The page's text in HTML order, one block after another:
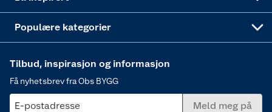
Populære kategorier
Tilbud, inspirasjon og informasjon
Få nyhetsbrev fra Obs BYGG
E-postadresse Meld meg på